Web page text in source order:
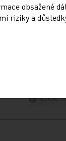
obsažené
riziky a